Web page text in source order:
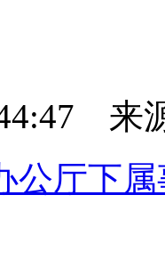
来
公厅下